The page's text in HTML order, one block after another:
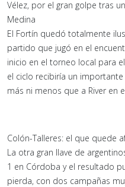
Vélez, por el gran golpe tras
Medina
El Fortín quedó totalmente
partido que jugó en el
inicio en el torneo local para
el ciclo recibiría un
más ni menos que a River en
Colón-Talleres: el que quede
La otra gran llave de
1 en Córdoba y el resultado
pierda, con dos campañas